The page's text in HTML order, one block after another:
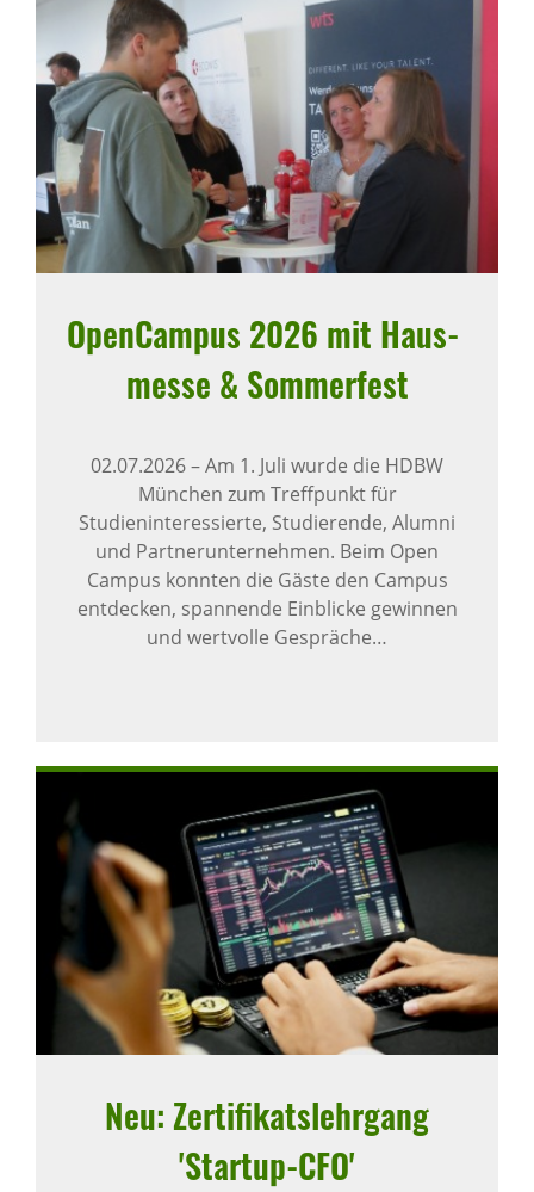
Open­Campus 2026 mit Haus­
messe & Sommer­fest
02.07.2026–Am 1. Juli wurde die HDBW
München zum Treffpunkt für
Studieninteressierte, Studierende, Alumni
und Partnerunternehmen. Beim Open
Campus konnten die Gäste den Campus
entdecken, spannende Einblicke gewinnen
und wertvolle Gespräche…
Neu: Zerti­fi­kats­lehr­gang
'Startup-CFO'